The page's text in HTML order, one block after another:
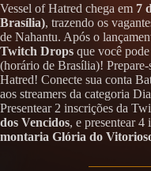
Vessel of Hatred chega em 7
Brasília), trazendo os
de Nahantu. Após o
Twitch Drops que você
(horário de Brasília)! Prepare-
Hatred! Conecte sua conta
aos streamers da categoria
Presentear 2 inscrições da
dos Vencidos, e presentear 4
montaria Glória do